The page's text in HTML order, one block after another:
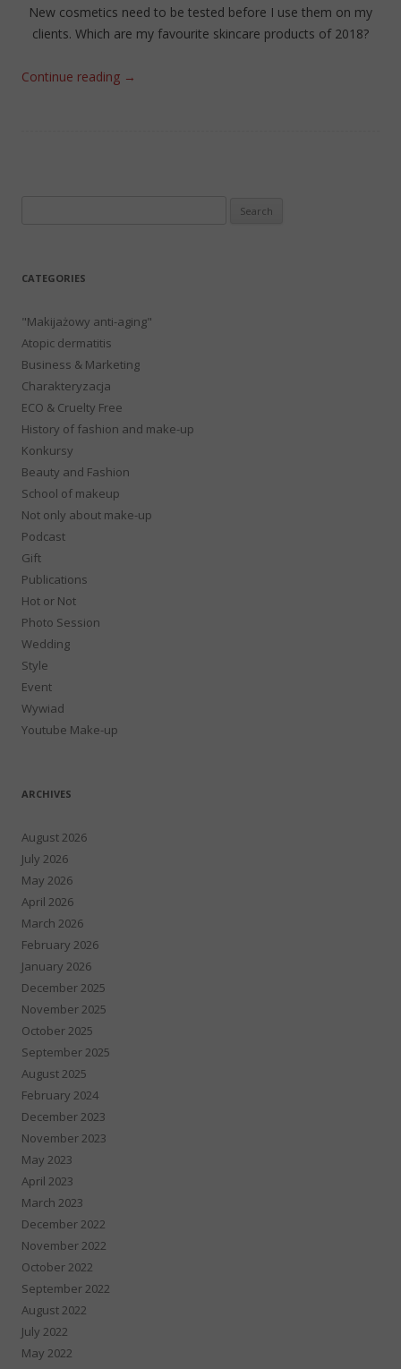
New cosmetics need to be tested before I use them on my
clients. Which are my favourite skincare products of 2018?
Continue reading →
CATEGORIES
"Makijażowy anti-aging"
Atopic dermatitis
Business & Marketing
Charakteryzacja
ECO & Cruelty Free
History of fashion and make-up
Konkursy
Beauty and Fashion
School of makeup
Not only about make-up
Podcast
Gift
Publications
Hot or Not
Photo Session
Wedding
Style
Event
Wywiad
Youtube Make-up
ARCHIVES
August 2026
July 2026
May 2026
April 2026
March 2026
February 2026
January 2026
December 2025
November 2025
October 2025
September 2025
August 2025
February 2024
December 2023
November 2023
May 2023
April 2023
March 2023
December 2022
November 2022
October 2022
September 2022
August 2022
July 2022
May 2022